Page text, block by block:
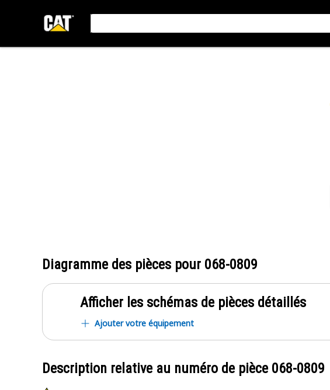
Diagramme des pièces pour 068-0809
Afficher les schémas de pièces détaillés
Ajouter votre équipement
Description relative au numéro de pièce 068-0809